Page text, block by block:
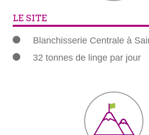
LE SITE
Blanchisserie Centrale à
32 tonnes de linge par jour